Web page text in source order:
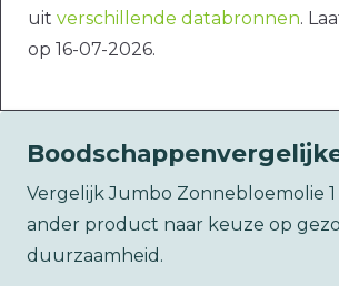
uit verschillende databronnen.
op 16-07-2026.
Vergelijk Jumbo Zonnebloemolie 1
ander product naar keuze op
duurzaamheid.